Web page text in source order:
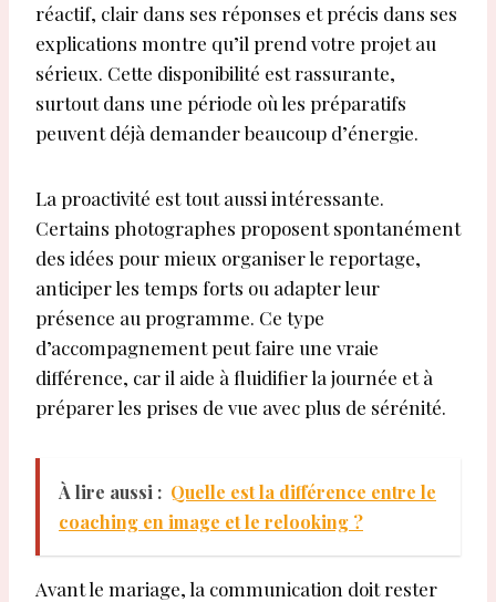
réactif, clair dans ses réponses et précis dans ses
explications montre qu’il prend votre projet au
sérieux. Cette disponibilité est rassurante,
surtout dans une période où les préparatifs
peuvent déjà demander beaucoup d’énergie.
La proactivité est tout aussi intéressante.
Certains photographes proposent spontanément
des idées pour mieux organiser le reportage,
anticiper les temps forts ou adapter leur
présence au programme. Ce type
d’accompagnement peut faire une vraie
différence, car il aide à fluidifier la journée et à
préparer les prises de vue avec plus de sérénité.
À lire aussi : Quelle est la différence entre le
coaching en image et le relooking ?
Avant le mariage, la communication doit rester